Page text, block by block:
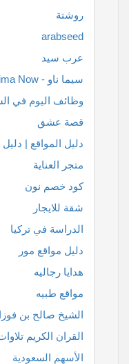
روشتة
arabseed
عرب سيد
سيما ناو - Cima Now
وظائف اليوم في
قصة عشق
دليل المواقع |
متجر العناية
كود خصم نون
شقة للايجار
الدراسة في تركيا
دليل مواقع مور
هدايا رجاليه
مواقع طبيه
الشيخ صالح بن فوزان
القران الكريم تلاوات
الأسهم السعودية